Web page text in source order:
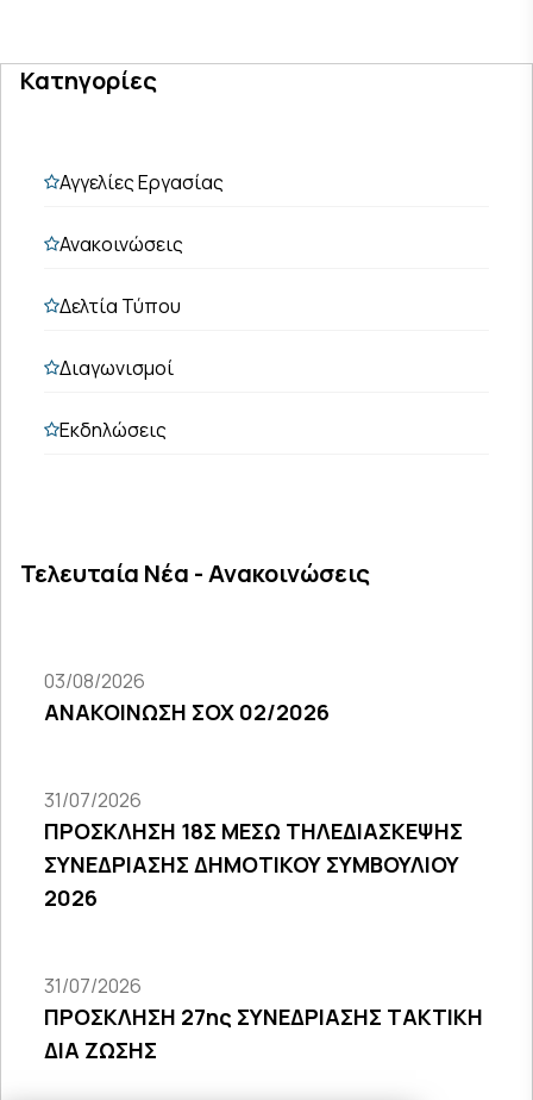
Κατηγορίες
Αγγελίες Εργασίας
Ανακοινώσεις
Δελτία Τύπου
Διαγωνισμοί
Εκδηλώσεις
Τελευταία Νέα - Ανακοινώσεις
03/08/2026
ΑΝΑΚΟΙΝΩΣΗ ΣΟΧ 02/2026
31/07/2026
ΠΡΟΣΚΛΗΣΗ 18Σ ΜΕΣΩ ΤΗΛΕΔΙΑΣΚΕΨΗΣ
ΣΥΝΕΔΡΙΑΣΗΣ ΔΗΜΟΤΙΚΟΥ ΣΥΜΒΟΥΛΙΟΥ
2026
31/07/2026
ΠΡΟΣΚΛΗΣΗ 27ης ΣΥΝΕΔΡΙΑΣΗΣ ΤΑΚΤΙΚΗ
ΔΙΑ ΖΩΣΗΣ